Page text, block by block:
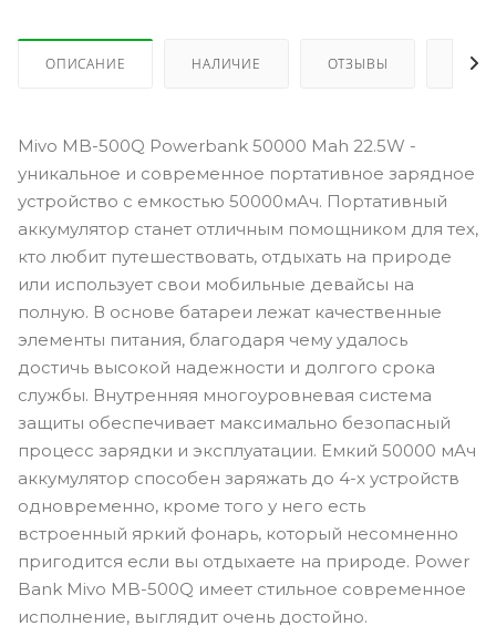
ОПИСАНИЕ НАЛИЧИЕ ОТЗЫВЫ КАК
Mivo MB-500Q Powerbank 50000 Mah 22.5W -
уникальное и современное портативное зарядное
устройство с емкостью 50000мАч. Портативный
аккумулятор станет отличным помощником для тех,
кто любит путешествовать, отдыхать на природе
или использует свои мобильные девайсы на
полную. В основе батареи лежат качественные
элементы питания, благодаря чему удалось
достичь высокой надежности и долгого срока
службы. Внутренняя многоуровневая система
защиты обеспечивает максимально безопасный
процесс зарядки и эксплуатации. Емкий 50000 мАч
аккумулятор способен заряжать до 4-х устройств
одновременно, кроме того у него есть
встроенный яркий фонарь, который несомненно
пригодится если вы отдыхаете на природе. Power
Bank Mivo MB-500Q имеет стильное современное
исполнение, выглядит очень достойно.